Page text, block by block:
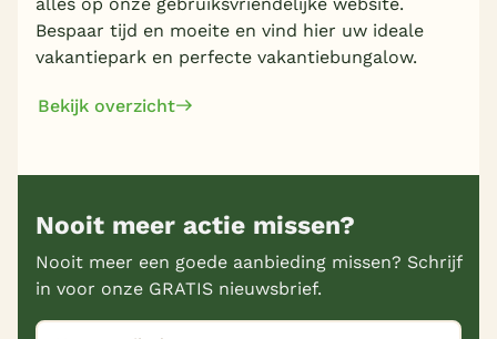
Bespaar tijd en moeite en vind hier uw ideale
vakantiepark en perfecte vakantiebungalow.
Bekijk overzicht
Nooit meer actie missen?
Nooit meer een goede aanbieding missen? Schrijf
in voor onze GRATIS nieuwsbrief.